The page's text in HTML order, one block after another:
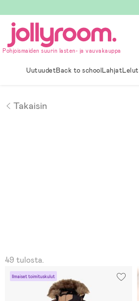
till
innehållet
Pohjoismaiden suurin lasten- ja vauvakauppa
UutuudetBack to schoolLahjatLelut
Takaisin
49 tulosta.
Ilmaiset toimituskulut